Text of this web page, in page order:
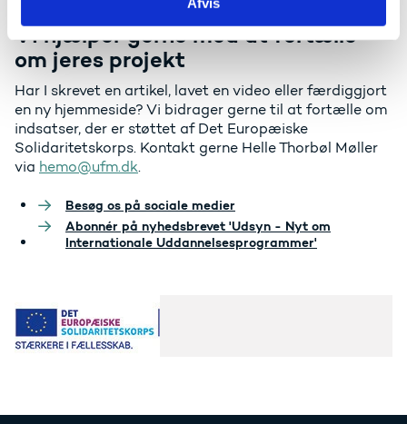
Vi hjælper gerne med at fortælle
om jeres projekt
Har I skrevet en artikel, lavet en video eller færdiggjort
en ny hjemmeside? Vi bidrager gerne til at fortælle om
indsatser, der er støttet af Det Europæiske
Solidaritetskorps. Kontakt gerne Helle Thorbøl Møller
via hemo@ufm.dk.
Besøg os på sociale medier
Abonnér på nyhedsbrevet 'Udsyn - Nyt om
Internationale Uddannelsesprogrammer'